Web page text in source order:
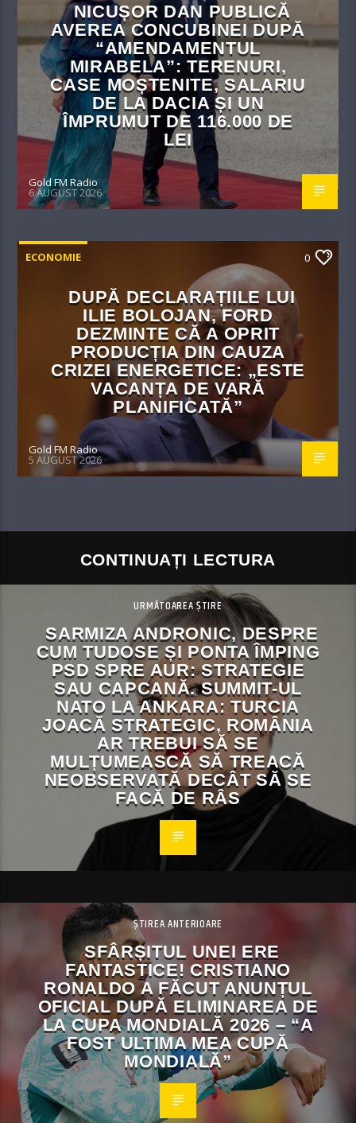
NICUȘOR DAN PUBLICĂ
AVEREA CONCUBINEI DUPĂ
“AMENDAMENTUL
MIRABELA”: TERENURI,
CASE MOȘTENITE, SALARIU
DE LA DACIA ȘI UN
ÎMPRUMUT DE 116.000 DE
LEI
Gold FM Radio
6 AUGUST 2026
ECONOMIE 0
DUPĂ DECLARAȚIILE LUI
ILIE BOLOJAN, FORD
DEZMINTE CĂ A OPRIT
PRODUCȚIA DIN CAUZA
CRIZEI ENERGETICE: „ESTE
VACANȚA DE VARĂ
PLANIFICATĂ”
Gold FM Radio
5 AUGUST 2026
CONTINUAȚI LECTURA
URMĂTOAREA ȘTIRE
SARMIZA ANDRONIC, DESPRE
CUM TUDOSE ȘI PONTA ÎMPING
PSD SPRE AUR: STRATEGIE
SAU CAPCANĂ. SUMMIT-UL
NATO LA ANKARA: TURCIA
JOACĂ STRATEGIC, ROMÂNIA
AR TREBUI SĂ SE
MULȚUMEASCĂ SĂ TREACĂ
NEOBSERVATĂ DECÂT SĂ SE
FACĂ DE RÂS
ȘTIREA ANTERIOARE
SFÂRȘITUL UNEI ERE
FANTASTICE! CRISTIANO
RONALDO A FĂCUT ANUNȚUL
OFICIAL DUPĂ ELIMINAREA DE
LA CUPA MONDIALĂ 2026 – “A
FOST ULTIMA MEA CUPĂ
MONDIALĂ”